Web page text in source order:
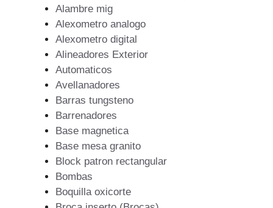
Alambre mig
Alexometro analogo
Alexometro digital
Alineadores Exterior
Automaticos
Avellanadores
Barras tungsteno
Barrenadores
Base magnetica
Base mesa granito
Block patron rectangular
Bombas
Boquilla oxicorte